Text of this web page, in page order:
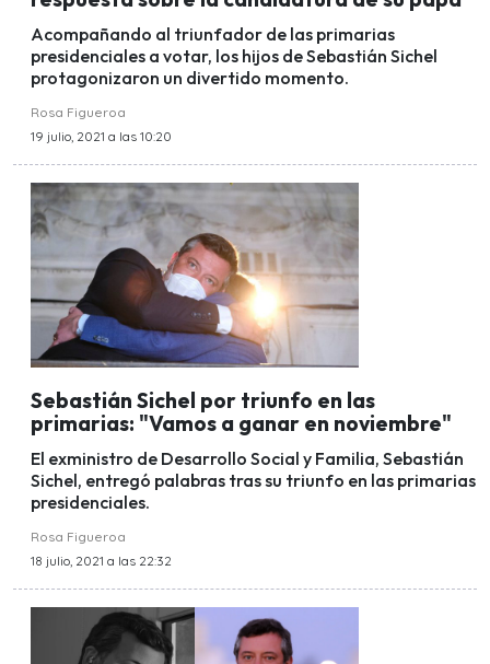
Acompañando al triunfador de las primarias
presidenciales a votar, los hijos de Sebastián Sichel
protagonizaron un divertido momento.
Rosa Figueroa
19 julio, 2021 a las 10:20
Sebastián Sichel por triunfo en las
primarias: "Vamos a ganar en noviembre"
El exministro de Desarrollo Social y Familia, Sebastián
Sichel, entregó palabras tras su triunfo en las primarias
presidenciales.
Rosa Figueroa
18 julio, 2021 a las 22:32